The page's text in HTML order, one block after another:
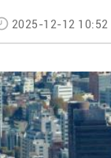
2025-12-12 10:52